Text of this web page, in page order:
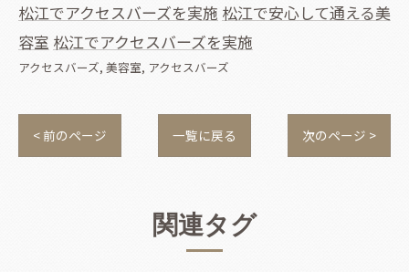
松江でアクセスバーズを実施 松江で安心して通える美
容室 松江でアクセスバーズを実施
アクセスバーズ 美容室 アクセスバーズ
< 前のページ 一覧に戻る 次のページ >
関連タグ